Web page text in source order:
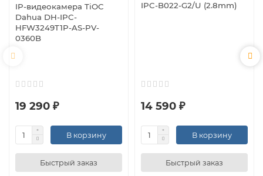
IP-видеокамера TiOC
Dahua DH-IPC-
HFW3249T1P-AS-PV-
0360B
19 290 ₽
В корзину
Быстрый заказ
IPC-B022-G2/U (2.8mm)
14 590 ₽
В корзину
Быстрый заказ